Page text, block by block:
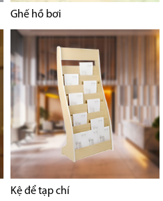
Ghế hồ bơi
Kệ để tạp chí